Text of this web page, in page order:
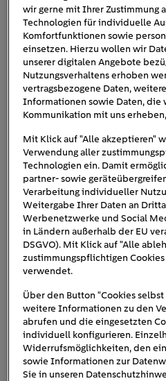
Bei den meisten Elektroautos
Bereich des Fahrzeugs.
Beikraftvolleren Varianten
bzw. Heckantrieb zum
Modelle, die sich der
verfügen über einen
und der Hyundai IONIQ
XC40 Recharge dar: Der
wir gerne mit Ihrer Zustimmung
Technologien für individuelle
Komfortfunktionen sowie
einsetzen. Hierzu wollen wir
unserer digitalen Angebote
Nutzungsverhaltens erhoben
vertragsbezogene Daten,
Informationen sowie Daten, die
Kommunikation mit uns
Mit Klick auf "Alle akzeptieren"
Verwendung aller
Technologien ein. Damit
partner- sowie
Verarbeitung individueller
Weitergabe Ihrer Daten an
Werbenetzwerke und Social
in Ländern außerhalb der EU
DSGVO). Mit Klick auf "Alle
zustimmungspflichtigen
verwendet.
Über den Button "Cookies
weitere Informationen zu den
abrufen und die eingesetzten
individuell konfigurieren.
Widerrufsmöglichkeiten, den
sowie Informationen zur
Sie in unseren